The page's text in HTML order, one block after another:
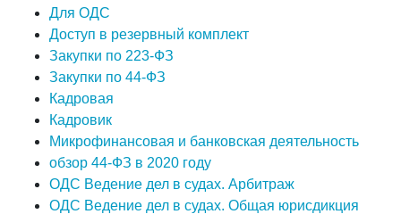
Для ОДС
Доступ в резервный комплект
Закупки по 223-ФЗ
Закупки по 44-ФЗ
Кадровая
Кадровик
Микрофинансовая и банковская деятельность
обзор 44-ФЗ в 2020 году
ОДС Ведение дел в судах. Арбитраж
ОДС Ведение дел в судах. Общая юрисдикция